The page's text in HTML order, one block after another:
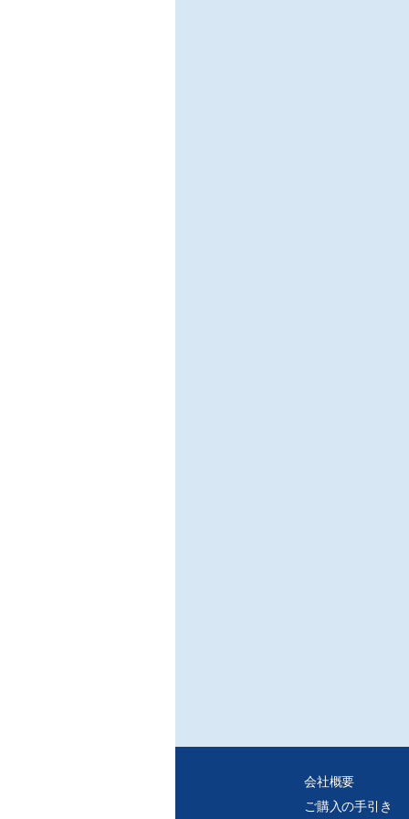
会社概要
ご購入の手引き